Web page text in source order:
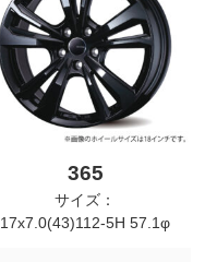
365
サイズ：
17x7.0(43)112-5H 57.1φ